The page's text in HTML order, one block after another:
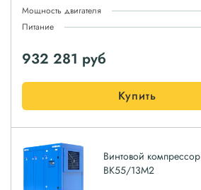
Мощность двигателя
Питание
932 281 руб
Купить
Винтовой
ВК55/13М2